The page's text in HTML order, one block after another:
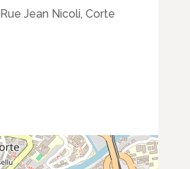
Rue Jean Nicoli, Corte